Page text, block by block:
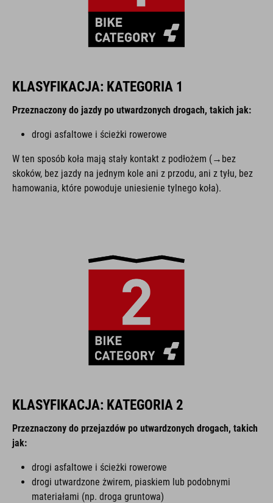
KLASYFIKACJA: KATEGORIA 1
Przeznaczony do jazdy po utwardzonych drogach, takich jak:
drogi asfaltowe i ścieżki rowerowe
W ten sposób koła mają stały kontakt z podłożem (→bez
skoków, bez jazdy na jednym kole ani z przodu, ani z tyłu, bez
hamowania, które powoduje uniesienie tylnego koła).
KLASYFIKACJA: KATEGORIA 2
Przeznaczony do przejazdów po utwardzonych drogach, takich
jak:
drogi asfaltowe i ścieżki rowerowe
drogi utwardzone żwirem, piaskiem lub podobnymi
materiałami (np. droga gruntowa)